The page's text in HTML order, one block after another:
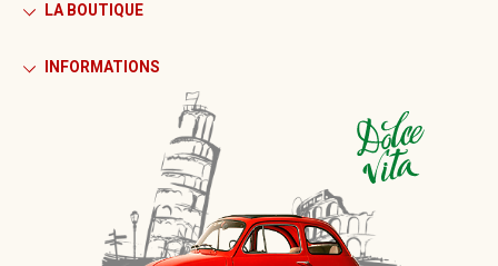
LA BOUTIQUE
INFORMATIONS